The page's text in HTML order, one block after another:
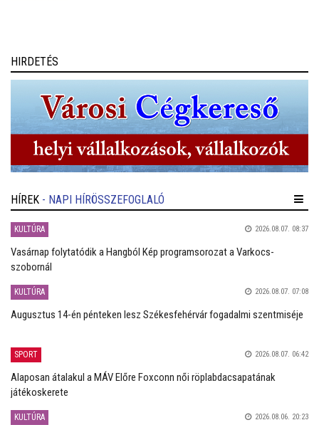
HIRDETÉS
HÍREK - NAPI HÍRÖSSZEFOGLALÓ
KULTÚRA 2026.08.07. 08:37
Vasárnap folytatódik a Hangból Kép programsorozat a Varkocs-
szobornál
KULTÚRA 2026.08.07. 07:08
Augusztus 14-én pénteken lesz Székesfehérvár fogadalmi szentmiséje
SPORT 2026.08.07. 06:42
Alaposan átalakul a MÁV Előre Foxconn női röplabdacsapatának
játékoskerete
KULTÚRA 2026.08.06. 20:23